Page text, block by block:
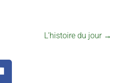
L’histoire du jour →